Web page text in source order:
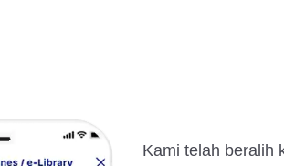
Kami telah beralih